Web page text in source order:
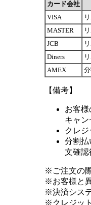
カード会社
VISA
MASTER
JCB
Diners
AMEX
【備考】
お客
キャン
クレ
分割払
文確認
※ご注文の
※お客様と
※決済シス
※クレジッ